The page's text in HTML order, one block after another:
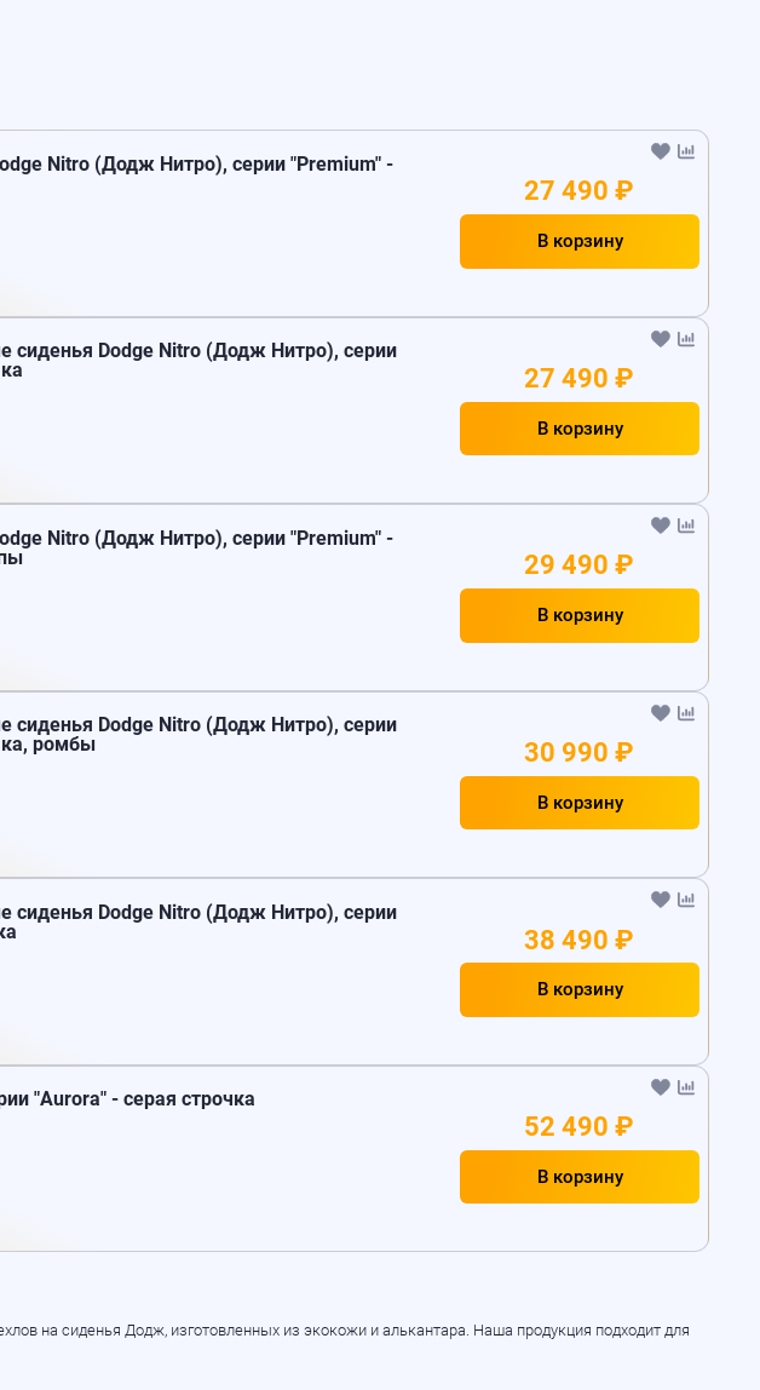
Nitro (Додж Нитро), серии "Premium" -
27 490 ₽
В корзину
сиденья Dodge Nitro (Додж Нитро), серии
27 490 ₽
В корзину
Nitro (Додж Нитро), серии "Premium" -
29 490 ₽
В корзину
сиденья Dodge Nitro (Додж Нитро), серии
ромбы
30 990 ₽
В корзину
сиденья Dodge Nitro (Додж Нитро), серии
38 490 ₽
В корзину
"Aurora" - серая строчка
52 490 ₽
В корзину
на сиденья Додж, изготовленных из экокожи и алькантара. Наша продукция подходит для